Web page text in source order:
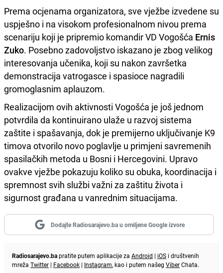
Prema ocjenama organizatora, sve vježbe izvedene su
uspješno i na visokom profesionalnom nivou prema
scenariju koji je pripremio komandir VD Vogošća Ernis
Zuko. Posebno zadovoljstvo iskazano je zbog velikog
interesovanja učenika, koji su nakon završetka
demonstracija vatrogasce i spasioce nagradili
gromoglasnim aplauzom.
Realizacijom ovih aktivnosti Vogošća je još jednom
potvrdila da kontinuirano ulaže u razvoj sistema
zaštite i spašavanja, dok je premijerno uključivanje K9
timova otvorilo novo poglavlje u primjeni savremenih
spasilačkih metoda u Bosni i Hercegovini. Upravo
ovakve vježbe pokazuju koliko su obuka, koordinacija i
spremnost svih službi važni za zaštitu života i
sigurnost građana u vanrednim situacijama.
Dodajte Radiosarajevo.ba u omiljene Google izvore
Radiosarajevo.bapratite putem aplikacije za Android | iOS i društvenih
mreža Twitter | Facebook | Instagram, kao i putem našeg ViberChata.